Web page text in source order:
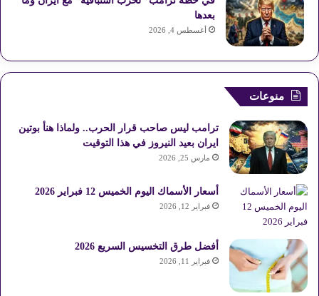
بعدها
أغسطس 4, 2026
منوعات
ترامب ليس صاحب قرار الحرب.. ولماذا هنأ بوتين
ايران بعيد النيروز في هذا التوقيت
مارس 25, 2026
أسعار الأسماك اليوم الخميس 12 فبراير 2026
فبراير 12, 2026
أفضل طرق التخسيس السريع 2026
فبراير 11, 2026